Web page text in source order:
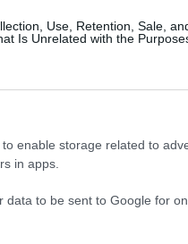
Use, Retention, Sale,
Is Unrelated with the
enable storage related to
in apps.
data to be sent to Google for